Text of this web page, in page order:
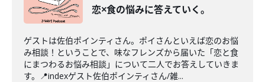
恋×食の悩みに答えていく。
ゲストは佐伯ポインティさん。ポイさんといえば恋のお悩
み相談！ということで、味なフレンズから届いた「恋と食
にまつわるお悩み相談」について二人でお答えしていきま
す。📍indexゲスト佐伯ポインティさん/雑...